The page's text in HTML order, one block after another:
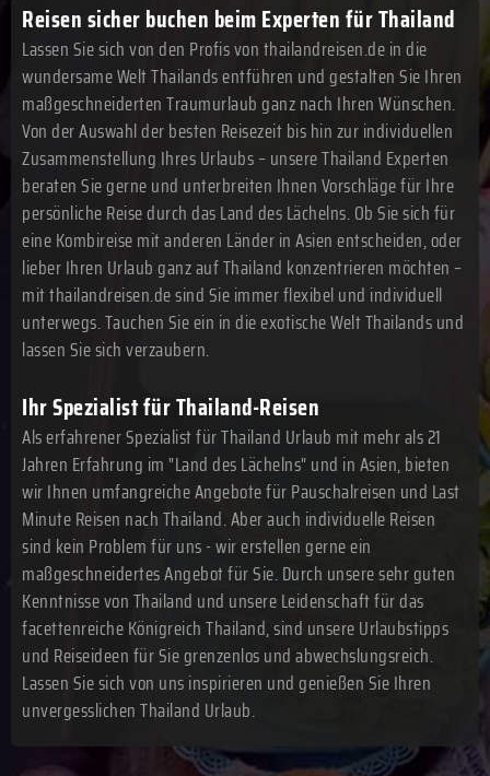
Reisen sicher buchen beim Experten für Thailand
Lassen Sie sich von den Profis von thailandreisen.de in die
wundersame Welt Thailands entführen und gestalten Sie Ihren
maßgeschneiderten Traumurlaub ganz nach Ihren Wünschen.
Von der Auswahl der besten Reisezeit bis hin zur individuellen
Zusammenstellung Ihres Urlaubs – unsere Thailand Experten
beraten Sie gerne und unterbreiten Ihnen Vorschläge für Ihre
persönliche Reise durch das Land des Lächelns. Ob Sie sich für
eine Kombireise mit anderen Länder in Asien entscheiden, oder
lieber Ihren Urlaub ganz auf Thailand konzentrieren möchten –
mit thailandreisen.de sind Sie immer flexibel und individuell
unterwegs. Tauchen Sie ein in die exotische Welt Thailands und
lassen Sie sich verzaubern.
Ihr Spezialist für Thailand-Reisen
Als erfahrener Spezialist für Thailand Urlaub mit mehr als 21
Jahren Erfahrung im "Land des Lächelns" und in Asien, bieten
wir Ihnen umfangreiche Angebote für Pauschalreisen und Last
Minute Reisen nach Thailand. Aber auch individuelle Reisen
sind kein Problem für uns - wir erstellen gerne ein
maßgeschneidertes Angebot für Sie. Durch unsere sehr guten
Kenntnisse von Thailand und unsere Leidenschaft für das
facettenreiche Königreich Thailand, sind unsere Urlaubstipps
und Reiseideen für Sie grenzenlos und abwechslungsreich.
Lassen Sie sich von uns inspirieren und genießen Sie Ihren
unvergesslichen Thailand Urlaub.